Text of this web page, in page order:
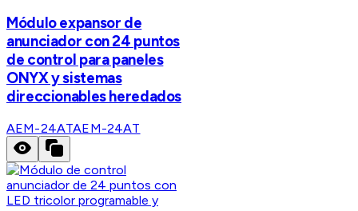
Módulo expansor de
anunciador con 24 puntos
de control para paneles
ONYX y sistemas
direccionables heredados
AEM-24ATAEM-24AT